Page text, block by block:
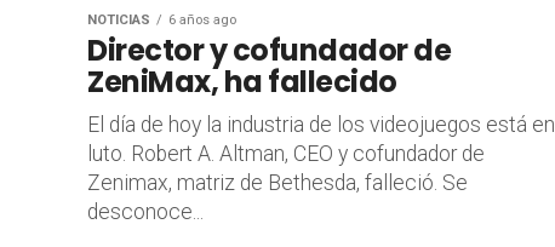
NOTICIAS 6 años ago
Director y cofundador de
ZeniMax, ha fallecido
El día de hoy la industria de los videojuegos está en
luto. Robert A. Altman, CEO y cofundador de
Zenimax, matriz de Bethesda, falleció. Se
desconoce...